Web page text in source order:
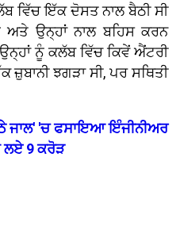
ਵਿੱਚ ਇੱਕ ਦੋਸਤ ਨਾਲ ਬੈਠੀ ਸੀ
ਉਨ੍ਹਾਂ ਨਾਲ ਬਹਿਸ ਕਰਨ
ਨੂੰ ਕਲੱਬ ਵਿੱਚ ਕਿਵੇਂ ਐਂਟਰੀ
ਝਗੜਾ ਸੀ, ਪਰ ਸਥਿਤੀ
ਜਾਲ' 'ਚ ਫਸਾਇਆ ਇੰਜੀਨੀਅਰ
ਲਏ 9 ਕਰੋੜ